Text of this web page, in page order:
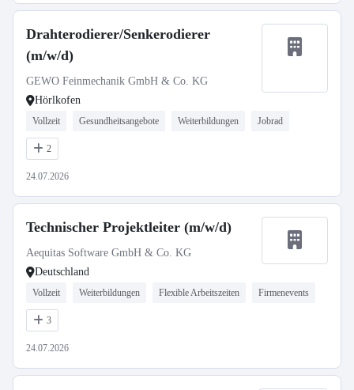
Drahterodierer/Senkerodierer
(m/w/d)
GEWO Feinmechanik GmbH & Co. KG
Hörlkofen
Vollzeit Gesundheitsangebote Weiterbildungen Jobrad
2
24.07.2026
Technischer Projektleiter (m/w/d)
Aequitas Software GmbH & Co. KG
Deutschland
Vollzeit Weiterbildungen Flexible Arbeitszeiten Firmenevents
3
24.07.2026